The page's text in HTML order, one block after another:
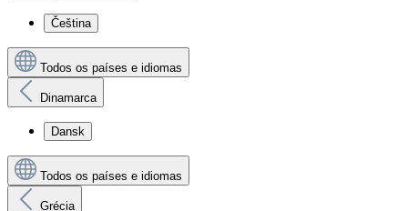
Čeština
Todos os países e idiomas
Dinamarca
Dansk
Todos os países e idiomas
Grécia